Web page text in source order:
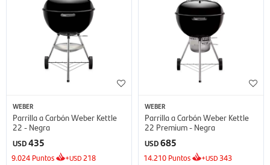
WEBER
Parrilla a Carbón Weber Kettle
22 - Negra
USD435
9.024 Puntos +USD 218
WEBER
Parrilla a Carbón Weber Kettle
22 Premium - Negra
USD685
14.210 Puntos +USD 343